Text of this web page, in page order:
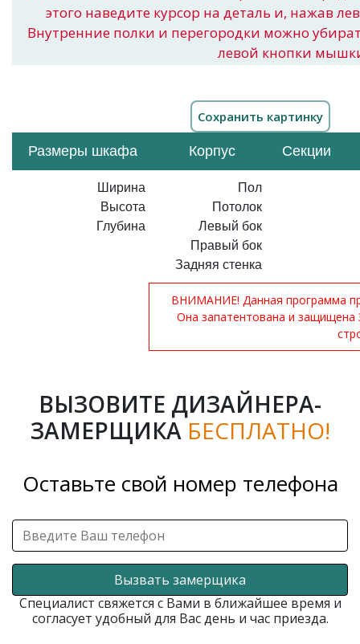
этого наведите курсор на деталь и, нажав
Внутренние полки и перегородки можно
левой кнопки
Размеры шкафа Корпус Секции
Ширина
Высота
Глубина
Пол
Потолок
Левый бок
Правый бок
Задняя стенка
ВНИМАНИЕ! Данная программа
Она запатентована и
ВЫЗОВИТЕ ДИЗАЙНЕРА-
ЗАМЕРЩИКА БЕСПЛАТНО!
Оставьте свой номер телефона
Вызвать замерщика
Специалист свяжется с Вами в ближайшее время и
согласует удобный для Вас день и час приезда.